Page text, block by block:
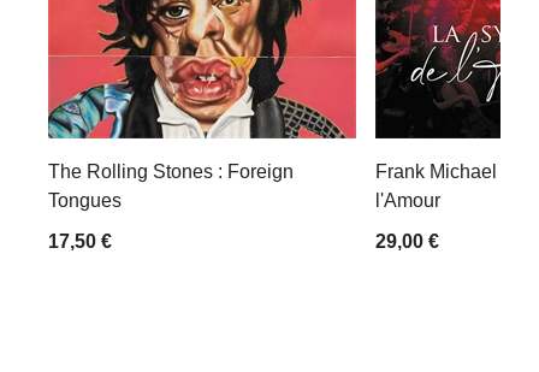
The Rolling Stones : Foreign
Tongues
17,50 €
Frank Michael :
l'Amour
29,00 €